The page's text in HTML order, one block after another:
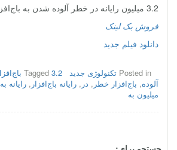
3.2 میلیون رایانه در خطر آلوده شدن به باج‌افزار
فروش بک لینک
دانلود فیلم جدید
Posted in تکنولوژی جدید Tagged 3.2 باج‌افزار
آلوده, باج‌افزار خطر , در , رایانه باج‌افزار , رایانه به
میلیون به